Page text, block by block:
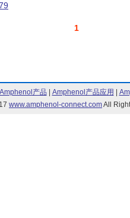
1
Amphenol产品 Amphenol产品应用
www.amphenol-connect.comAll